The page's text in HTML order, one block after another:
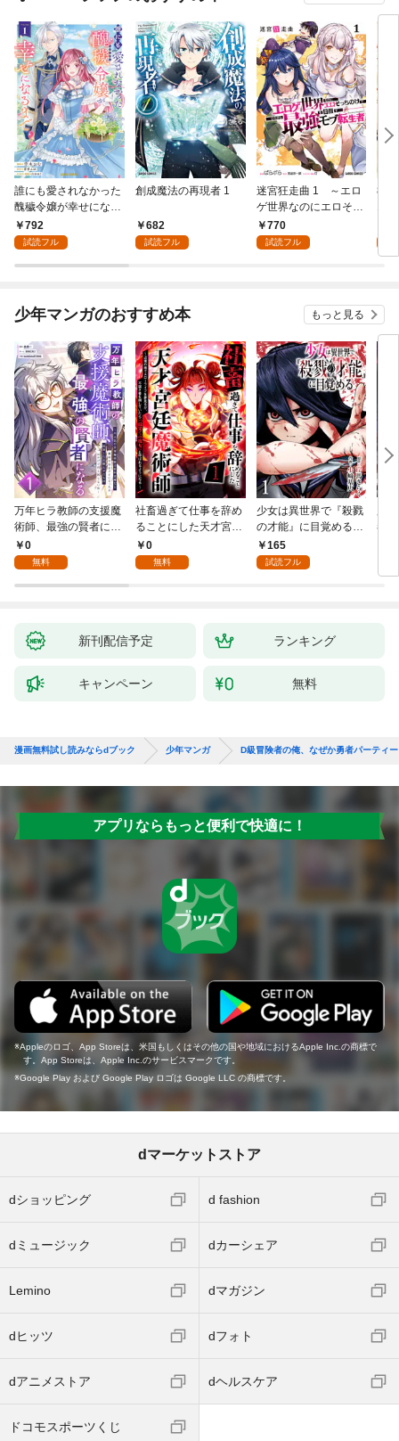
誰にも愛されなかった
醜穢令嬢が幸せになる
まで 1
792
試読フル
創成魔法の再現者 1
682
試読フル
迷宮狂走曲 1 ～エロ
ゲ世界なのにエロそっ
ちのけでひたすら最強
を目指すモブ転生者～
770
試読フル
8歳
少年マンガのおすすめ本 もっと見る
万年ヒラ教師の支援魔
術師、最強の賢者にな
る～不人気の支援魔術
師は給料泥棒だと魔術
が、出世した元教え子
0
無料
社畜過ぎて仕事を辞め
ることにした天才宮廷
魔術師～辺境の地でス
ローライフを夢見る
0
無料
少女は異世界で『殺戮
の才能』に目覚める
(話売り) #1
165
試読フル
者
新刊配信予定 ランキング
キャンペーン 無料
漫画無料試し読みならdブック 少年マンガ D級冒険者の俺、なぜか勇者パーティ
アプリならもっと便利で快適に！
Appleのロゴ、App Storeは、米国もしくはその他の国や地域におけるApple Inc.の商標で
す。App Storeは、Apple Inc.のサービスマークです。
Google Play および Google Play ロゴは Google LLC の商標です。
dマーケットストア
dショッピング d fashion
dミュージック dカーシェア
Lemino dマガジン
dヒッツ dフォト
dアニメストア dヘルスケア
ドコモスポーツくじ